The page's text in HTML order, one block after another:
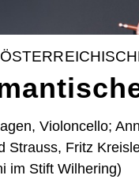
Violoncello;
Strauss, Fritz
im Stift Wilhering)